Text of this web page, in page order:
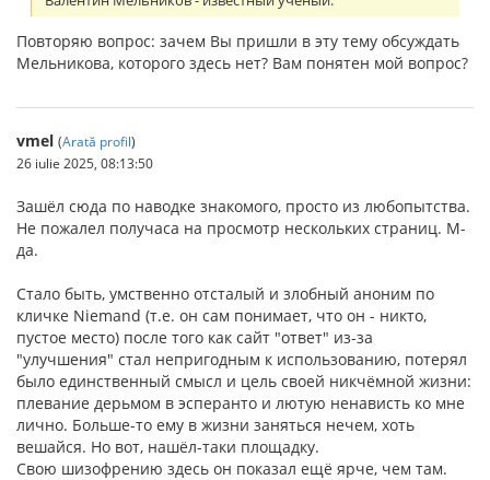
Повторяю вопрос: зачем Вы пришли в эту тему обсуждать
Мельникова, которого здесь нет? Вам понятен мой вопрос?
vmel (Arată profil)
26 iulie 2025, 08:13:50
Зашёл сюда по наводке знакомого, просто из любопытства.
Не пожалел получаса на просмотр нескольких страниц. М-
да.
Стало быть, умственно отсталый и злобный аноним по
кличке Niemand (т.е. он сам понимает, что он - никто,
пустое место) после того как сайт "ответ" из-за
"улучшения" стал непригодным к использованию, потерял
было единственный смысл и цель своей никчёмной жизни:
плевание дерьмом в эсперанто и лютую ненависть ко мне
лично. Больше-то ему в жизни заняться нечем, хоть
вешайся. Но вот, нашёл-таки площадку.
Свою шизофрению здесь он показал ещё ярче, чем там.